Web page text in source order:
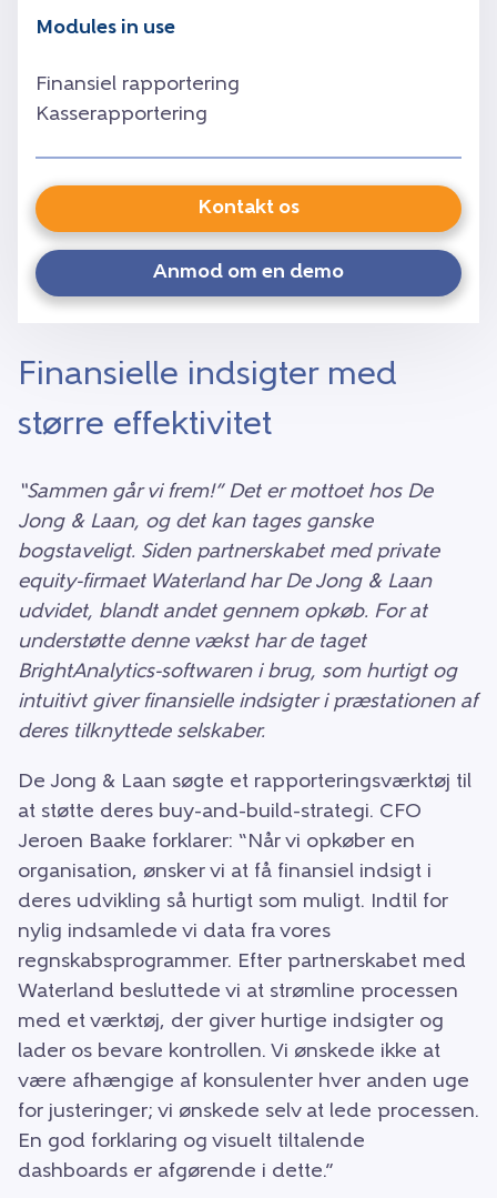
Modules in use
Finansiel rapportering
Kasserapportering
Kontakt os
Anmod om en demo
Finansielle indsigter med
større effektivitet
“Sammen går vi frem!” Det er mottoet hos De
Jong & Laan, og det kan tages ganske
bogstaveligt. Siden partnerskabet med private
equity-firmaet Waterland har De Jong & Laan
udvidet, blandt andet gennem opkøb. For at
understøtte denne vækst har de taget
BrightAnalytics-softwaren i brug, som hurtigt og
intuitivt giver finansielle indsigter i præstationen af
deres tilknyttede selskaber.
De Jong & Laan søgte et rapporteringsværktøj til
at støtte deres buy-and-build-strategi. CFO
Jeroen Baake forklarer: “Når vi opkøber en
organisation, ønsker vi at få finansiel indsigt i
deres udvikling så hurtigt som muligt. Indtil for
nylig indsamlede vi data fra vores
regnskabsprogrammer. Efter partnerskabet med
Waterland besluttede vi at strømline processen
med et værktøj, der giver hurtige indsigter og
lader os bevare kontrollen. Vi ønskede ikke at
være afhængige af konsulenter hver anden uge
for justeringer; vi ønskede selv at lede processen.
En god forklaring og visuelt tiltalende
dashboards er afgørende i dette.”